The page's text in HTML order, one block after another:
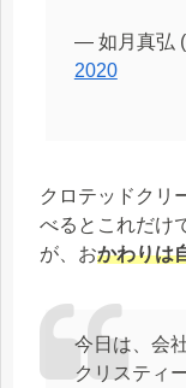
— 如月真弘
2020
クロテッドクリ
べるとこれだけ
が、おかわりは
今日は、会
クリスティ